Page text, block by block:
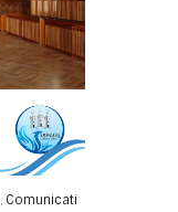
, Comunicati